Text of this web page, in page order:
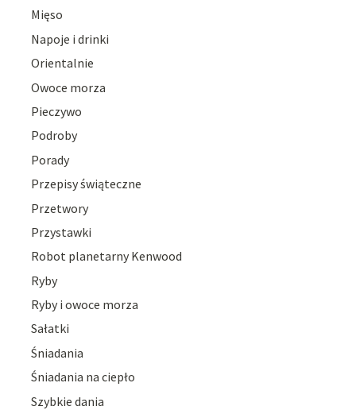
Mięso
Napoje i drinki
Orientalnie
Owoce morza
Pieczywo
Podroby
Porady
Przepisy świąteczne
Przetwory
Przystawki
Robot planetarny Kenwood
Ryby
Ryby i owoce morza
Sałatki
Śniadania
Śniadania na ciepło
Szybkie dania